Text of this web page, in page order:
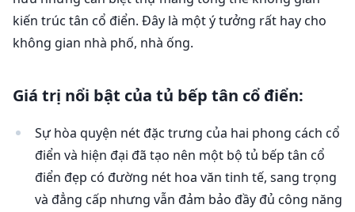
kiến trúc tân cổ điển. Đây là một ý tưởng rất hay cho
không gian nhà phố, nhà ống.
Giá trị nổi bật của tủ bếp tân cổ điển:
Sự hòa quyện nét đặc trưng của hai phong cách cổ
điển và hiện đại đã tạo nên một bộ tủ bếp tân cổ
điển đẹp có đường nét hoa văn tinh tế, sang trọng
và đẳng cấp nhưng vẫn đảm bảo đầy đủ công năng
Chi tiết dự án *
Gửi yêu cầu